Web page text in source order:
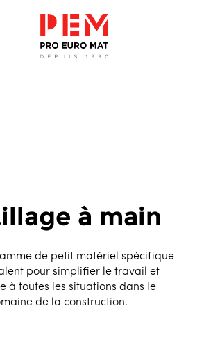
à main
de petit matériel spécifique
pour simplifier le travail et
à toutes les situations dans le
de la construction.